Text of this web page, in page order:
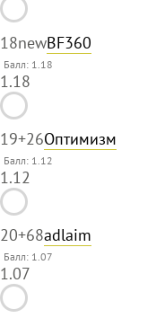
18newBF360
Балл: 1.18
1.18
19+26Оптимизм
Балл: 1.12
1.12
20+68adlaim
Балл: 1.07
1.07